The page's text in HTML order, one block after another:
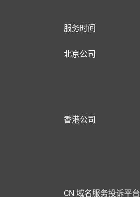
服务时间
北京公司
香港公司
CN 域名服务投诉平台